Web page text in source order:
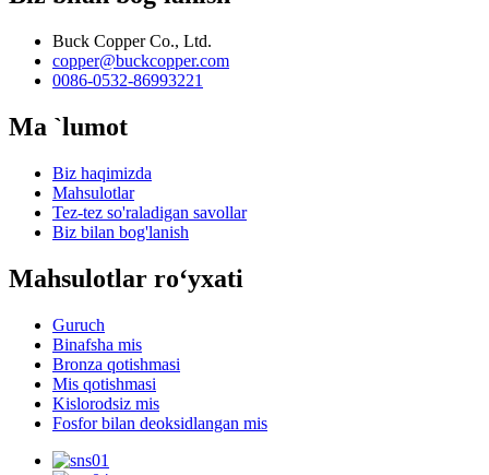
Buck Copper Co., Ltd.
copper@buckcopper.com
0086-0532-86993221
Ma `lumot
Biz haqimizda
Mahsulotlar
Tez-tez so'raladigan savollar
Biz bilan bog'lanish
Mahsulotlar roʻyxati
Guruch
Binafsha mis
Bronza qotishmasi
Mis qotishmasi
Kislorodsiz mis
Fosfor bilan deoksidlangan mis